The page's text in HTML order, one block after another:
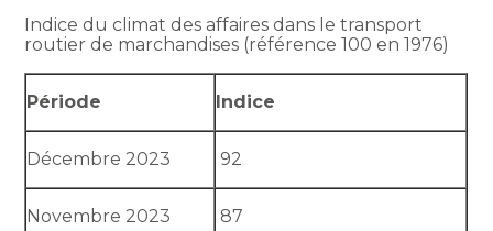
Indice du climat des affaires dans le transport
routier de marchandises (référence 100 en 1976)
Période Indice
Décembre 2023 92
Novembre 2023 87